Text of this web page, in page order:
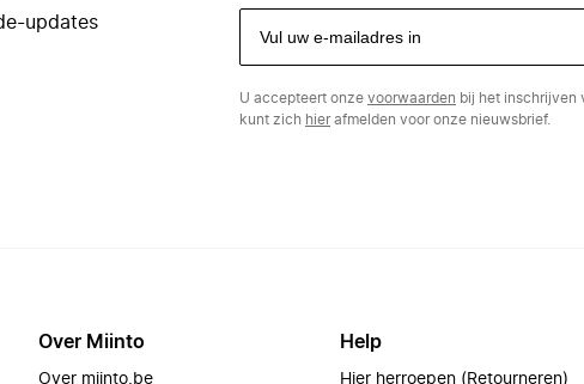
updates
U accepteert onze voorwaarden bij het inschrijven
kunt zich hierafmelden voor onze nieuwsbrief.
Over Miinto
Over miinto.be
Help
Hier herroepen (Retourneren)